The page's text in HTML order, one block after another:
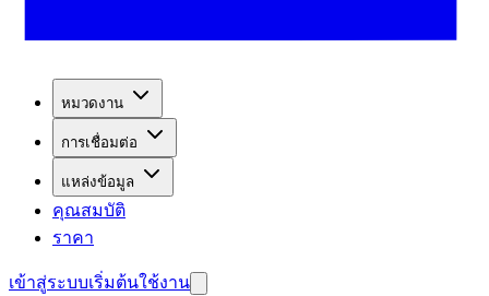
หมวดงาน
การเชื่อมต่อ
แหล่งข้อมูล
คุณสมบัติ
ราคา
เข้าสู่ระบบเริ่มต้นใช้งาน